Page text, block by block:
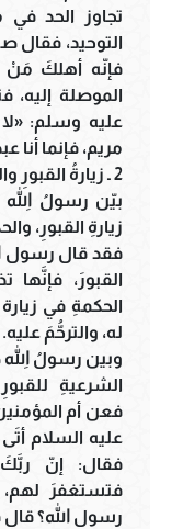
تجاوز الحد في
التوحيد، فقال
فإنّه أهلكَ مَنْ
الموصلة إليه،
عليه وسلم:
مريم، فإنما أنا
2 ـ زيارةُ القبورِ والنهيُ عن اتخاذِها مساجدَ:
بيّن رسولُ
زيارةِ القبورِ،
فقد قال رسول
القبورَ،
الحكمةِ في
له، والترحُّمَ عليه.
وبين رسولُ اللهِ
الشرعيةِ
فعن أم
عليه السلام
فقال: إنّ ربَّكَ
فتستغفرَ
رسول الله؟ قال